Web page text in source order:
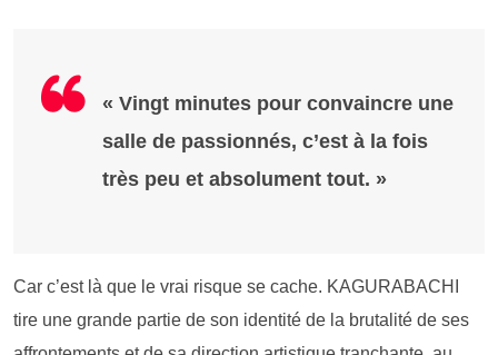
« Vingt minutes pour convaincre une
salle de passionnés, c’est à la fois
très peu et absolument tout. »
Car c’est là que le vrai risque se cache. KAGURABACHI
tire une grande partie de son identité de la brutalité de ses